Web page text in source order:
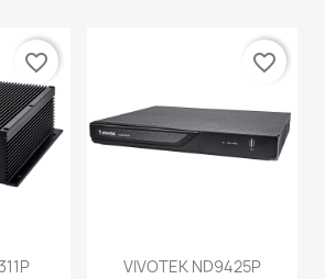
favorite_border
VIVOTEK ND9425P
favorite_border